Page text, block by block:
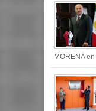
MORENA